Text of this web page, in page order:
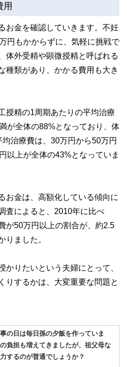
用
お金を確認していきます。不妊
円もかからずに、気軽に挑戦で
体外受精や顕微授精と呼ばれる
種類があり、かかる費用も大き
授精の1周期あたりの平均治療
が全体の88%となっており、体
治療費は、30万円から50万円
以上が全体の43%となっていま
お金は、高額化している傾向に
査によると、2010年に比べ
が50万円以上の割合が、約2.5
りました。
かりたいという夫婦にとって、
りするかは、大変重要な問題と
の日は毎日孫の夕飯を作っていま
負担も増えてきましたが、祖父母な
するのが普通でしょうか？